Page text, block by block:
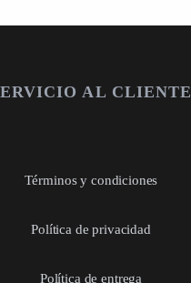
AL CLIENTE
Términos y condiciones
Política de privacidad
Política de entrega